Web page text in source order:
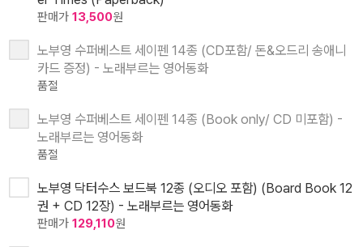
판매가 13,500원
노부영 수퍼베스트 세이펜 14종 (CD포함/ 돈&오드리 송애니
카드 증정) - 노래부르는 영어동화
품절
노부영 수퍼베스트 세이펜 14종 (Book only/ CD 미포함) -
노래부르는 영어동화
품절
노부영 닥터수스 보드북 12종 (오디오 포함) (Board Book 12
권 + CD 12장) - 노래부르는 영어동화
판매가 129,110원